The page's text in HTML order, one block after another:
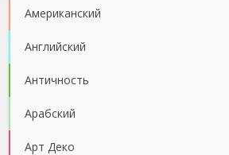
Американский
Английский
Античность
Арабский
Арт Деко